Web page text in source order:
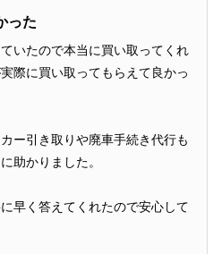
った
いたので本当に買い取ってくれ
際に買い取ってもらえて良かっ
ー引き取りや廃車手続き代行も
助かりました。
早く答えてくれたので安心して